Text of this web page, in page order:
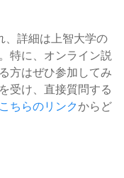
、詳細は上智大学の
特に、オンライン説
方はぜひ参加してみ
受け、直接質問する
こちらのリンクからど